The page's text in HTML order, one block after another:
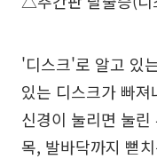
'디스크'로 알고 있
있는 디스크가 빠
신경이 눌리면 눌
목, 발바닥까지 뻗